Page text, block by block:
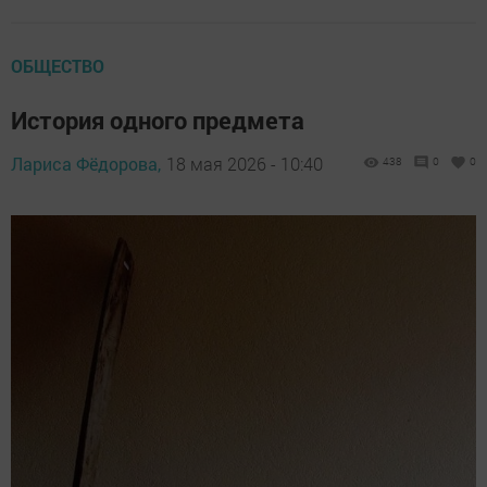
ОБЩЕСТВО
История одного предмета
Лариса Фёдорова, 18 мая 2026 - 10:40 438 0 0